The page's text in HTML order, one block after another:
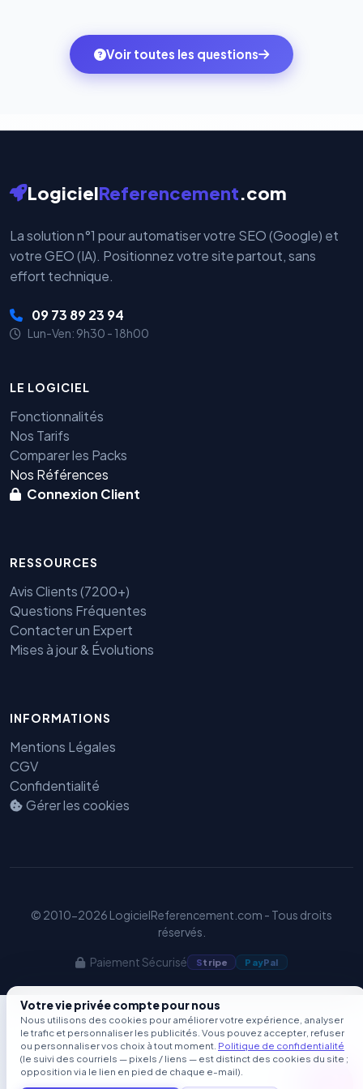
ambitions du moment — sans perdre vos données ni
votre historique.
monde. Vos données bancaires ne transitent jamais
par nos serveurs — elles sont gérées directement et
Voir toutes les questions
LogicielReferencement.com
La solution n°1 pour automatiser votre SEO (Google) et
votre GEO (IA). Positionnez votre site partout, sans
effort technique.
09 73 89 23 94
Lun-Ven: 9h30 - 18h00
LE LOGICIEL
Fonctionnalités
Nos Tarifs
Comparer les Packs
Nos Références
Connexion Client
RESSOURCES
Avis Clients (7200+)
Questions Fréquentes
Contacter un Expert
Mises à jour & Évolutions
INFORMATIONS
Mentions Légales
CGV
Confidentialité
Gérer les cookies
© 2010-2026 LogicielReferencement.com - Tous droits
réservés.
Paiement Sécurisé Stripe PayPal
Votre vie privée compte pour nous
Nous utilisons des cookies pour améliorer votre expérience, analyser
le trafic et personnaliser les publicités. Vous pouvez accepter, refuser
ou personnaliser vos choix à tout moment. Politique de confidentialité
(le suivi des courriels — pixels / liens — est distinct des cookies du site ;
opposition via le lien en pied de chaque e-mail).